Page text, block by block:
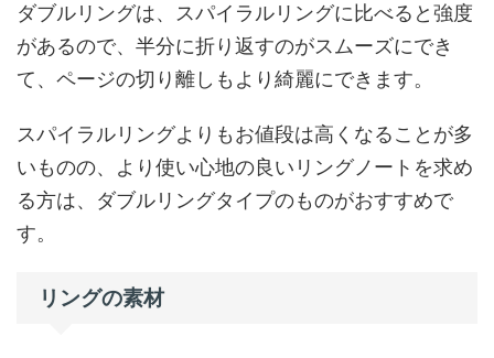
ダブルリングは、スパイラルリングに比べると強度
があるので、半分に折り返すのがスムーズにでき
て、ページの切り離しもより綺麗にできます。
スパイラルリングよりもお値段は高くなることが多
いものの、より使い心地の良いリングノートを求め
る方は、ダブルリングタイプのものがおすすめで
す。
リングの素材